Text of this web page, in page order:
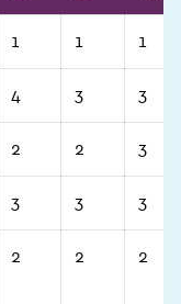
1 1 1
4 3 3
2 2 3
3 3 3
2 2 2